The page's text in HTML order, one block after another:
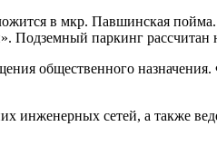
в мкр. Павшинская
Подземный паркинг рассчитан
общественного назначения.
инженерных сетей, а также